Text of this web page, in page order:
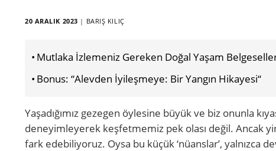
20 ARALIK 2023 | BARIŞ KILIÇ
Mutlaka İzlemeniz Gereken Doğal Yaşam
Bonus: “Alevden İyileşmeye: Bir Yangın Hikayesi“
Yaşadığımız gezegen öylesine büyük ve biz onunla
deneyimleyerek keşfetmemiz pek olası değil. Ancak
fark edebiliyoruz. Oysa bu küçük ‘nüanslar’, yalnızca